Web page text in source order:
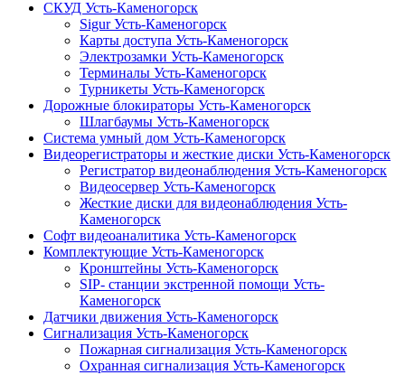
СКУД Усть-Каменогорск
Sigur Усть-Каменогорск
Карты доступа Усть-Каменогорск
Электрозамки Усть-Каменогорск
Терминалы Усть-Каменогорск
Турникеты Усть-Каменогорск
Дорожные блокираторы Усть-Каменогорск
Шлагбаумы Усть-Каменогорск
Система умный дом Усть-Каменогорск
Видеорегистраторы и жесткие диски Усть-Каменогорск
Регистратор видеонаблюдения Усть-Каменогорск
Видеосервер Усть-Каменогорск
Жесткие диски для видеонаблюдения Усть-
Каменогорск
Софт видеоаналитика Усть-Каменогорск
Комплектующие Усть-Каменогорск
Кронштейны Усть-Каменогорск
SIP- станции экстренной помощи Усть-
Каменогорск
Датчики движения Усть-Каменогорск
Сигнализация Усть-Каменогорск
Пожарная сигнализация Усть-Каменогорск
Охранная сигнализация Усть-Каменогорск